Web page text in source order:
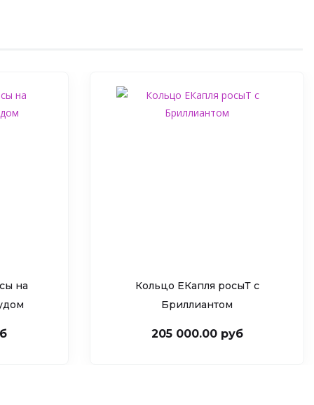
на
Кольцо ЕКапля росыТ c
Бриллиантом
205 000.00 руб